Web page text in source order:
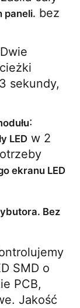
paneli. bez
sekundy,
:
LED w 2
ekranu LED
Bez
SMD o
PCB,
Jakość